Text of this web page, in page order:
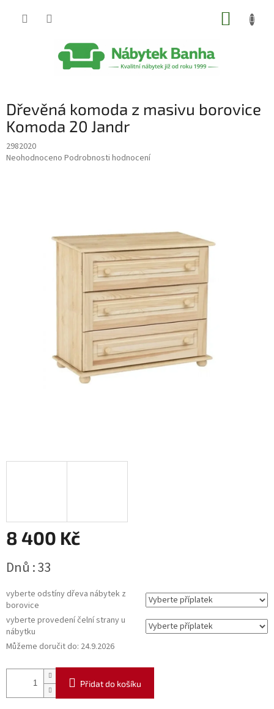
Dřevěná komoda z masivu borovice
Komoda 20 Jandr
2982020
Průměrné
Neohodnoceno Podrobnosti hodnocení
8 400 Kč
cena:
Dnů : 33
vyberte odstíny dřeva nábytek z
borovice
vyberte provedení čelní strany u
nábytku
Můžeme doručit do: 24.9.2026
Přidat do košíku